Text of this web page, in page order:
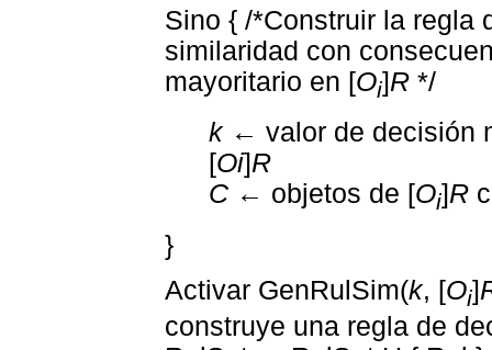
Sino { /*Construir la regla
similaridad con
mayoritario en [Oi]R */
k← valor de decisión
[Oi]R
C ← objetos de [Oi]R
}
Activar GenRulSim(k, [Oi]
construye una regla de